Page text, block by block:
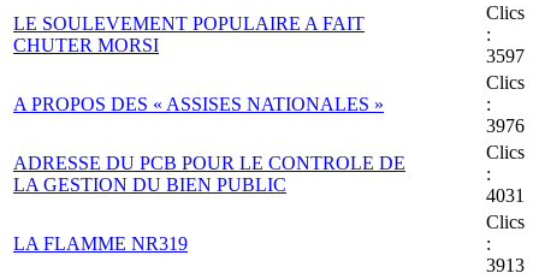
LE SOULEVEMENT POPULAIRE A FAIT
CHUTER MORSI
Clics
:
3597
A PROPOS DES « ASSISES NATIONALES »
Clics
:
3976
ADRESSE DU PCB POUR LE CONTROLE DE
LA GESTION DU BIEN PUBLIC
Clics
:
4031
LA FLAMME NR319
Clics
:
3913